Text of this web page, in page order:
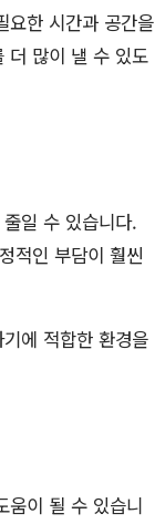
요한 시간과 공간을
더 많이 낼 수 있도
일 수 있습니다.
적인 부담이 훨씬
에 적합한 환경을
움이 될 수 있습니